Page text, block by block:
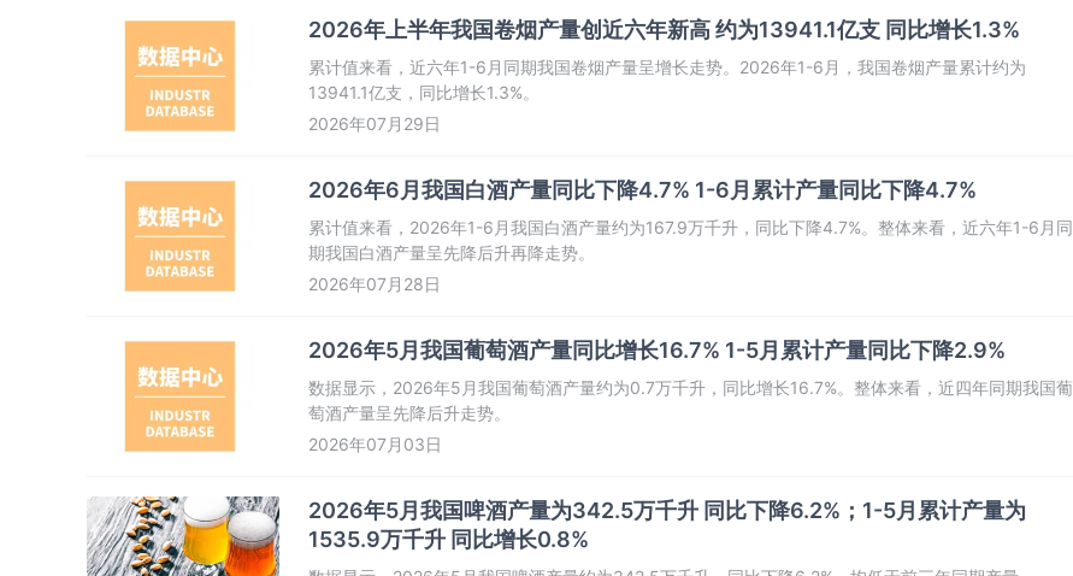
2026年上半年我国卷烟产量创近六年新高 约为13941.1亿支 同比增长1.3%
累计值来看，近六年1-6月同期我国卷烟产量呈增长走势。2026年1-6月，我国卷烟产量累计约为
13941.1亿支，同比增长1.3%。
2026年07月29日
2026年6月我国白酒产量同比下降4.7% 1-6月累计产量同比下降4.7%
累计值来看，2026年1-6月我国白酒产量约为167.9万千升，同比下降4.7%。整体来看，近六年1-6月同
期我国白酒产量呈先降后升再降走势。
2026年07月28日
2026年5月我国葡萄酒产量同比增长16.7% 1-5月累计产量同比下降2.9%
数据显示，2026年5月我国葡萄酒产量约为0.7万千升，同比增长16.7%。整体来看，近四年同期我国葡
萄酒产量呈先降后升走势。
2026年07月03日
2026年5月我国啤酒产量为342.5万千升 同比下降6.2%；1-5月累计产量为
1535.9万千升 同比增长0.8%